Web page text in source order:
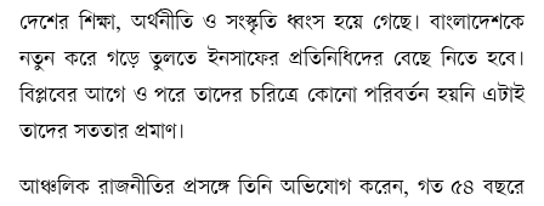
দেশের শিক্ষা, অর্থনীতি ও সংস্কৃতি ধ্বংস হয়ে গেছে। বাংলাদেশকে
নতুন করে গড়ে তুলতে ইনসাফের প্রতিনিধিদের বেছে নিতে হবে।
বিপ্লবের আগে ও পরে তাদের চরিত্রে কোনো পরিবর্তন হয়নি এটাই
তাদের সততার প্রমাণ।
আঞ্চলিক রাজনীতির প্রসঙ্গে তিনি অভিযোগ করেন, গত ৫৪ বছরে